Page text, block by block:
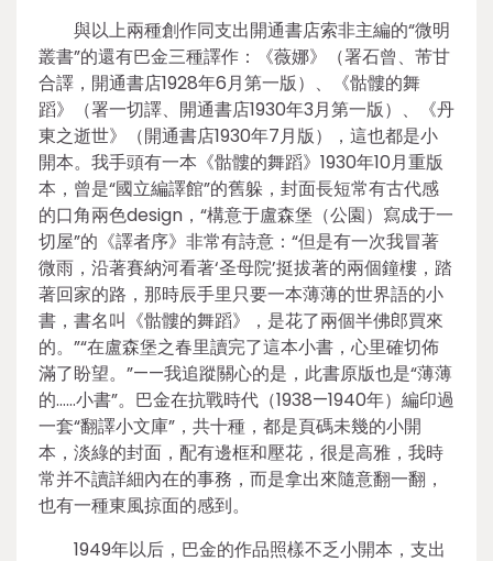
與以上兩種創作同支出開通書店索非主編的“微明
叢書”的還有巴金三種譯作：《薇娜》（署石曾、芾甘
合譯，開通書店1928年6月第一版）、《骷髏的舞
蹈》（署一切譯、開通書店1930年3月第一版）、《丹
東之逝世》（開通書店1930年7月版），這也都是小
開本。我手頭有一本《骷髏的舞蹈》1930年10月重版
本，曾是“國立編譯館”的舊躲，封面長短常有古代感
的口角兩色design，“構意于盧森堡（公園）寫成于一
切屋”的《譯者序》非常有詩意：“但是有一次我冒著
微雨，沿著賽納河看著‘圣母院’挺拔著的兩個鐘樓，踏
著回家的路，那時辰手里只要一本薄薄的世界語的小
書，書名叫《骷髏的舞蹈》，是花了兩個半佛郎買來
的。”“在盧森堡之春里讀完了這本小書，心里確切佈
滿了盼望。”——我追蹤關心的是，此書原版也是“薄薄
的……小書”。巴金在抗戰時代（1938—1940年）編印過
一套“翻譯小文庫”，共十種，都是頁碼未幾的小開
本，淡綠的封面，配有邊框和壓花，很是高雅，我時
常并不讀詳細內在的事務，而是拿出來隨意翻一翻，
也有一種東風掠面的感到。
1949年以后，巴金的作品照樣不乏小開本，支出